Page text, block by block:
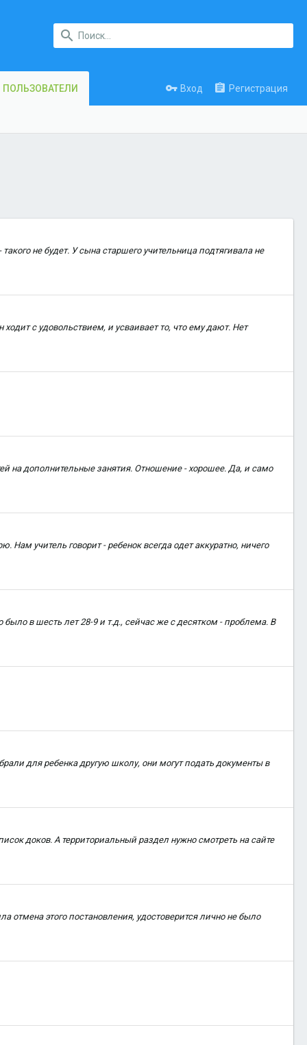
ПОЛЬЗОВАТЕЛИ Вход Регистрация
не будет. У сына старшего учительница подтягивала не
с удовольствием, и усваивает то, что ему дают. Нет
на дополнительные занятия. Отношение - хорошее. Да, и само
учитель говорит - ребенок всегда одет аккуратно, ничего
было в шесть лет 28-9 и т.д., сейчас же с десятком - проблема. В
для ребенка другую школу, они могут подать документы в
доков. А территориальный раздел нужно смотреть на сайте
отмена этого постановления, удостоверится лично не было